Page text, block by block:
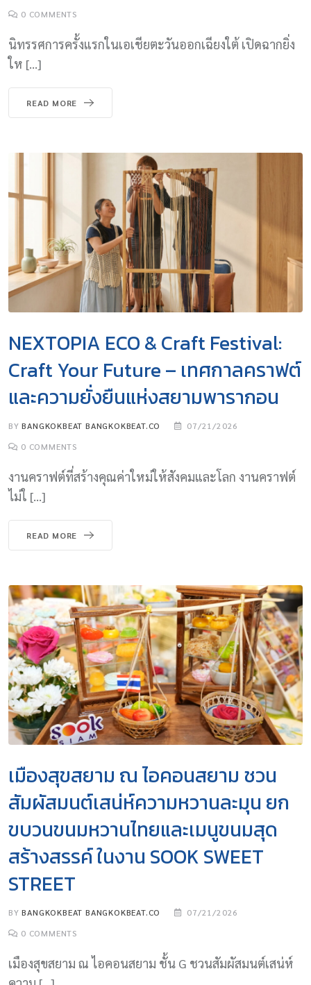
0 COMMENTS
นิทรรศการครั้งแรกในเอเชียตะวันออกเฉียงใต้ เปิดฉากยิ่ง
ให […]
READ MORE
NEXTOPIA ECO & Craft Festival:
Craft Your Future – เทศกาลคราฟต์
และความยั่งยืนแห่งสยามพารากอน
BYBANGKOKBEAT BANGKOKBEAT.CO
07/21/2026
0 COMMENTS
งานคราฟต์ที่สร้างคุณค่าใหม่ให้สังคมและโลก งานคราฟต์
ไม่ใ […]
READ MORE
เมืองสุขสยาม ณ ไอคอนสยาม ชวน
สัมผัสมนต์เสน่ห์ความหวานละมุน ยก
ขบวนขนมหวานไทยและเมนูขนมสุด
สร้างสรรค์ ในงาน SOOK SWEET
STREET
BYBANGKOKBEAT BANGKOKBEAT.CO
07/21/2026
0 COMMENTS
เมืองสุขสยาม ณ ไอคอนสยาม ชั้น G ชวนสัมผัสมนต์เสน่ห์